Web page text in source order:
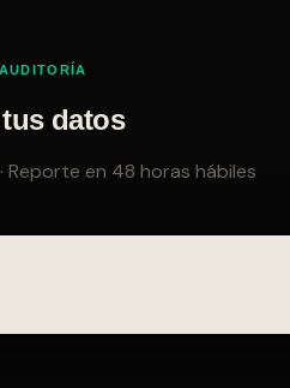
datos
Reporte en 48 horas hábiles